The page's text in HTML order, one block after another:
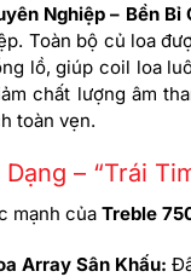
Nghiệp – Bền Bỉ
Toàn bộ củ loa
lồ, giúp coil loa
chất lượng âm
toàn vẹn.
– “Trái
mạnh của Treble
Array Sân Khấu: